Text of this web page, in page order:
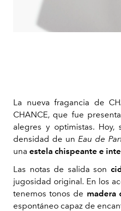
La nueva fragancia de
CHANCE, que fue
alegres y optimistas.
densidad de un Eau de
una estela chispeante e
Las notas de salida son
jugosidad original. En los
tenemos tonos de madera
espontáneo capaz de